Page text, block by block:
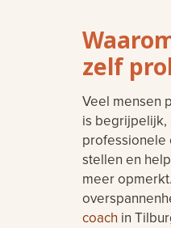
zelf
Veel mensen
is begrijpelijk,
professionele
stellen en
meer
coach in